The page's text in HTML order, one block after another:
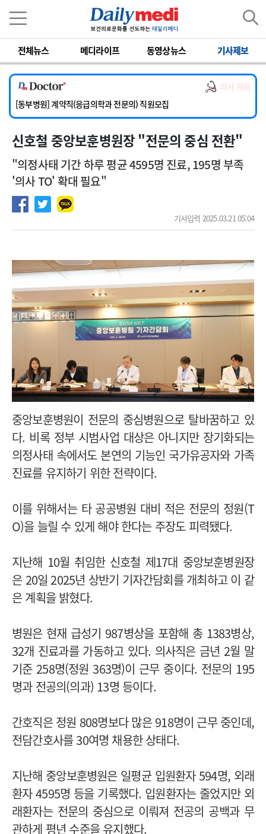
전체뉴스 메디라이프 동영상뉴스 기사제보
의사 채용
[서울아산병원] 2026년 하반기 인턴 모집
[영남대학교의료원] 마취통증의학과 임기제 임상의사 채용
[충남대학교병원] 소아청소년과(소아응급전담) 계약직 의사 공개채용
[동부병원] 계약직(응급의학과 전문의) 직원모집
[이대목동병원] 하반기 전공의(레지던트1년차) 모집
[서울아산병원] 2026년 하반기 인턴 모집
신호철 중앙보훈병원장 "전문의 중심 전환"
"의정사태 기간 하루 평균 4595명 진료, 195명 부족
'의사 TO' 확대 필요"
기사입력 2025.03.21 05:04
중앙보훈병원이 전문의 중심병원으로 탈바꿈하고 있
다. 비록 정부 시범사업 대상은 아니지만 장기화되는
의정사태 속에서도 본연의 기능인 국가유공자와 가족
진료를 유지하기 위한 전략이다.
이를 위해서는 타 공공병원 대비 적은 전문의 정원(T
O)을 늘릴 수 있게 해야 한다는 주장도 피력됐다.
지난해 10월 취임한 신호철 제17대 중앙보훈병원장
은 20일 2025년 상반기 기자간담회를 개최하고 이 같
은 계획을 밝혔다.
병원은 현재 급성기 987병상을 포함해 총 1383병상,
32개 진료과를 가동하고 있다. 의사직은 금년 2월 말
기준 258명(정원 363명)이 근무 중이다. 전문의 195
명과 전공의(의과) 13명 등이다.
간호직은 정원 808명보다 많은 918명이 근무 중인데,
전담간호사를 30여명 채용한 상태다.
지난해 중앙보훈병원은 일평균 입원환자 594명, 외래
환자 4595명 등을 기록했다. 입원환자는 줄었지만 외
래환자는 전문의 중심으로 이뤄져 전공의 공백과 무
관하게 평년 수준을 유지했다.